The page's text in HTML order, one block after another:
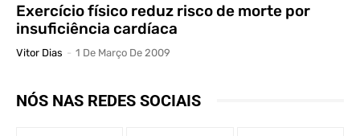
Exercício físico reduz risco de morte por
insuficiência cardíaca
Vitor Dias - 1 De Março De 2009
NÓS NAS REDES SOCIAIS